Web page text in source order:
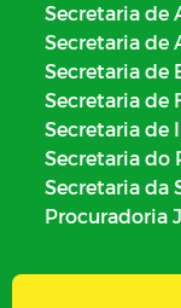
Secretaria de
Secretaria de
Secretaria de
Secretaria de
Secretaria de
Secretaria do
Secretaria da
Procuradoria